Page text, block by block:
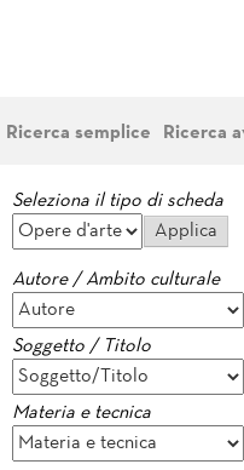
Ricerca semplice Ricerca
Seleziona il tipo di scheda
Autore / Ambito culturale
Soggetto / Titolo
Materia e tecnica